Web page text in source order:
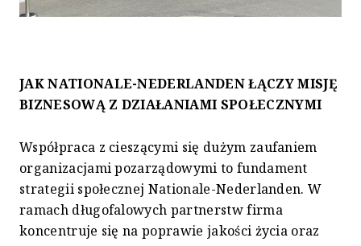
JAK NATIONALE-NEDERLANDEN ŁĄCZY MISJĘ
BIZNESOWĄ Z DZIAŁANIAMI SPOŁECZNYMI
Współpraca z cieszącymi się dużym zaufaniem
organizacjami pozarządowymi to fundament
strategii społecznej Nationale-Nederlanden. W
ramach długofalowych partnerstw firma
koncentruje się na poprawie jakości życia oraz